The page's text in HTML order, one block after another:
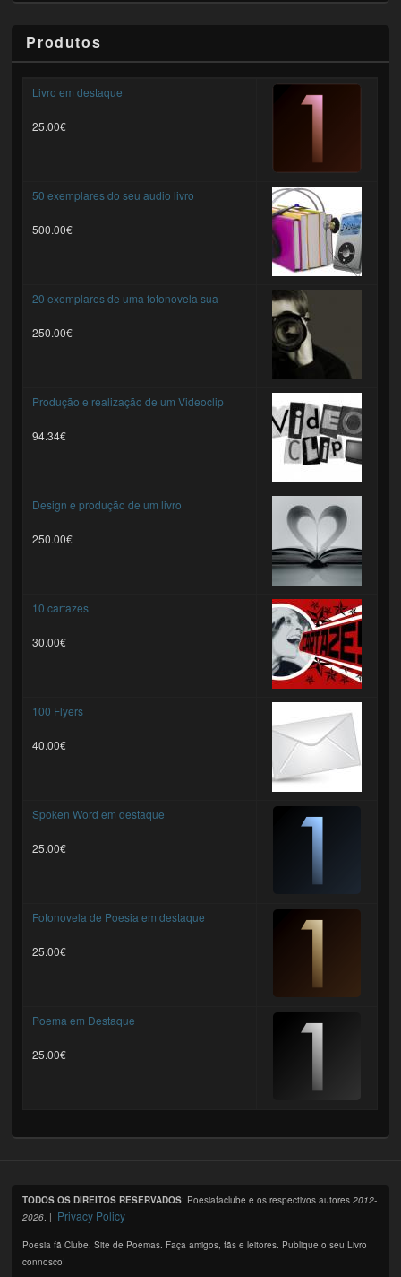
Produtos
Livro em destaque
25.00€
50 exemplares do seu audio livro
500.00€
20 exemplares de uma fotonovela sua
250.00€
Produção e realização de um Videoclip
94.34€
Design e produção de um livro
250.00€
10 cartazes
30.00€
100 Flyers
40.00€
Spoken Word em destaque
25.00€
Fotonovela de Poesia em destaque
25.00€
Poema em Destaque
25.00€
TODOS OS DIREITOS RESERVADOS: Poesiafaclube e os respectivos autores2012-
2026. | Privacy Policy
Poesia fã Clube. Site de Poemas. Faça amigos, fãs e leitores. Publique o seu Livro
connosco!